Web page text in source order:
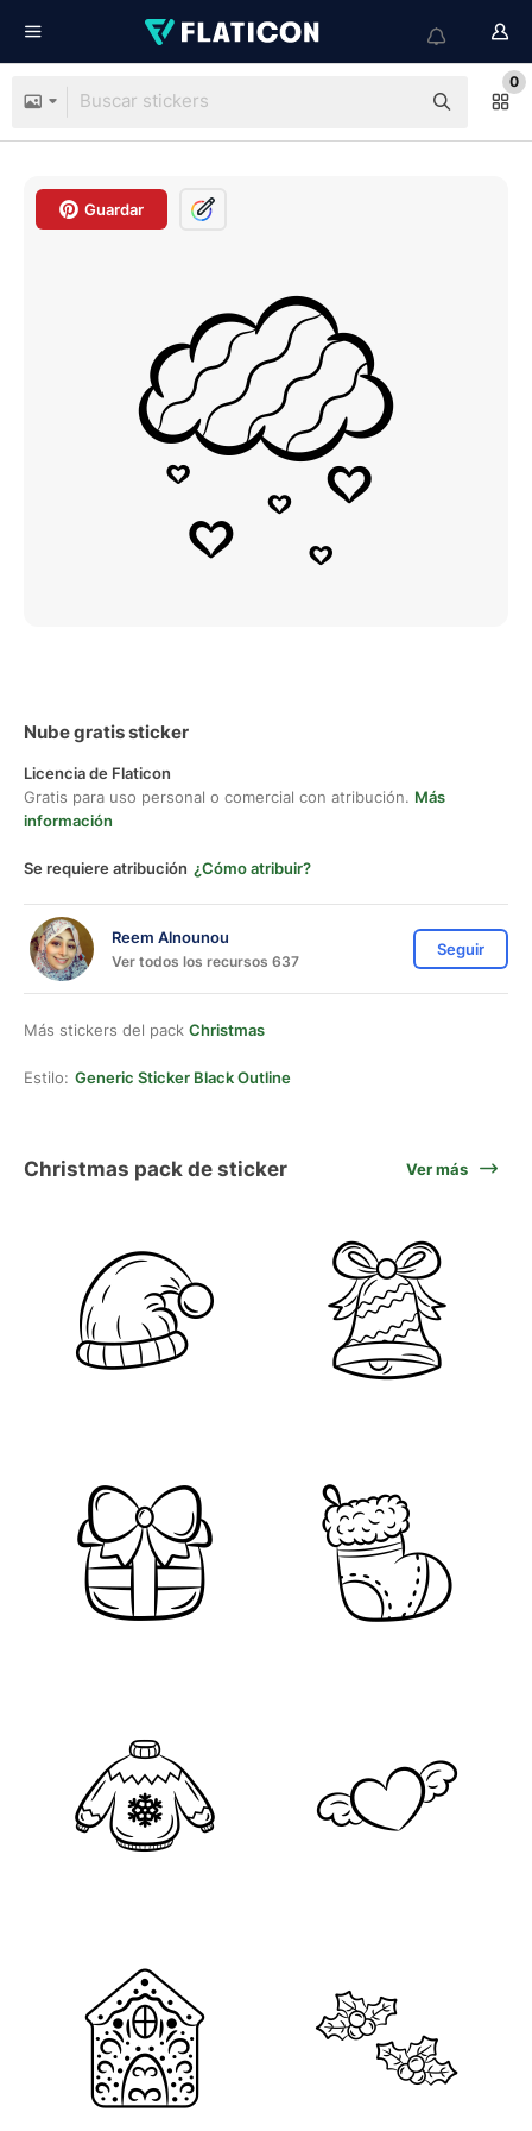
0
Guardar
Nube gratis sticker
Licencia de Flaticon
Gratis para uso personal o comercial con atribución. Más
información
Se requiere atribución ¿Cómo atribuir?
Reem Alnounou
Ver todos los recursos 637
Seguir
Más stickers del pack Christmas
Estilo: Generic Sticker Black Outline
Christmas pack de sticker Ver más